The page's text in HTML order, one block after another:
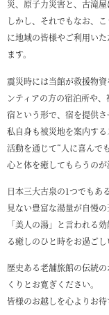
災、原子力災害と、古滝
しかし、それでもなお、
に地域の皆様やご利用い
ます。
震災時には当館が救援物
ンティアの方の宿泊所や
宿という形で、宿を提供さ
私自身も被災地を案内す
活動を通じて“人に喜んで
心と体を癒してもらうのが
日本三大古泉の1つでもあ
見ない豊富な湯量が自慢の
「美人の湯」と言われる
る癒しのひと時をお過ごし
歴史ある老舗旅館の伝統
くりとお寛ぎください。
皆様のお越しを心よりお待